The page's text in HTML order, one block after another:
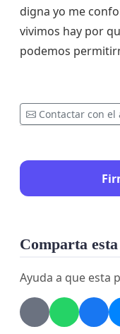
digna yo me
vivimos hay por
podemos
Contactar con el
Comparta
Ayuda a que esta